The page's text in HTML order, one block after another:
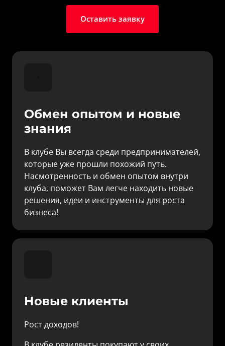
Оставить заявку
Обмен опытом и новые
знания
В клубе Вы всегда среди предпринимателей,
которые уже прошли похожий путь.
Насмотренность и обмен опытом внутри
клуба, поможет Вам легче находить новые
решения, идеи и инструменты для роста
бизнеса!
Новые клиенты
Рост доходов!